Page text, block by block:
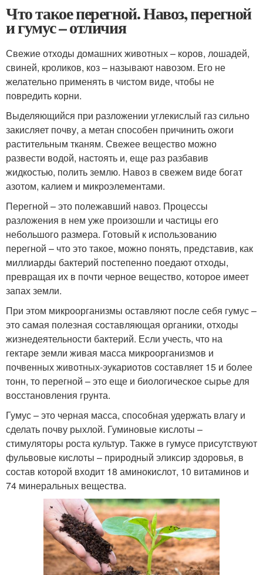
Что такое перегной. Навоз, перегной
и гумус – отличия
Свежие отходы домашних животных – коров, лошадей,
свиней, кроликов, коз – называют навозом. Его не
желательно применять в чистом виде, чтобы не
повредить корни.
Выделяющийся при разложении углекислый газ сильно
закисляет почву, а метан способен причинить ожоги
растительным тканям. Свежее вещество можно
развести водой, настоять и, еще раз разбавив
жидкостью, полить землю. Навоз в свежем виде богат
азотом, калием и микроэлементами.
Перегной – это полежавший навоз. Процессы
разложения в нем уже произошли и частицы его
небольшого размера. Готовый к использованию
перегной – что это такое, можно понять, представив, как
миллиарды бактерий постепенно поедают отходы,
превращая их в почти черное вещество, которое имеет
запах земли.
При этом микроорганизмы оставляют после себя гумус –
это самая полезная составляющая органики, отходы
жизнедеятельности бактерий. Если учесть, что на
гектаре земли живая масса микроорганизмов и
почвенных животных-эукариотов составляет 15 и более
тонн, то перегной – это еще и биологическое сырье для
восстановления грунта.
Гумус – это черная масса, способная удержать влагу и
сделать почву рыхлой. Гуминовые кислоты –
стимуляторы роста культур. Также в гумусе присутствуют
фульвовые кислоты – природный эликсир здоровья, в
состав которой входит 18 аминокислот, 10 витаминов и
74 минеральных вещества.